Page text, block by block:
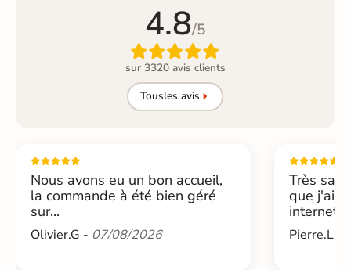
4.8/5

sur 3320 avis clients
Tousles avis
Nous avons eu un bon accueil,
la commande à été bien géré
sur...
Olivier.G - 07/08/2026
Très
que j'ai
internet....
Pierre.L -